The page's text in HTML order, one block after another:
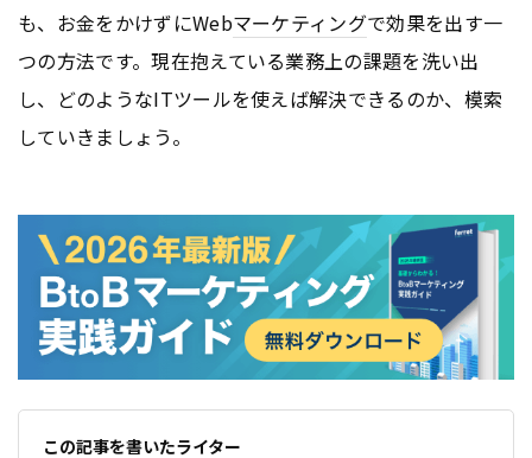
も、お金をかけずにWebマーケティングで効果を出す一
つの方法です。現在抱えている業務上の課題を洗い出
し、どのようなITツールを使えば解決できるのか、模索
していきましょう。
この記事を書いたライター